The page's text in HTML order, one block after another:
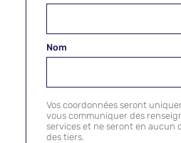
Nom
Vos coordonnées seront
vous communiquer des
services et ne seront en aucun
des tiers.